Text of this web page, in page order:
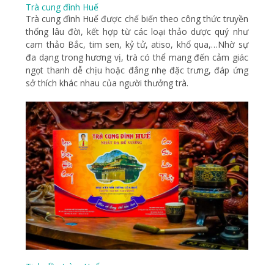
Trà cung đình Huế
Trà cung đình Huế được chế biến theo công thức truyền
thống lâu đời, kết hợp từ các loại thảo dược quý như
cam thảo Bắc, tim sen, kỷ tử, atiso, khổ qua,…Nhờ sự
đa dạng trong hương vị, trà có thể mang đến cảm giác
ngọt thanh dễ chịu hoặc đắng nhẹ đặc trưng, đáp ứng
sở thích khác nhau của người thưởng trà.